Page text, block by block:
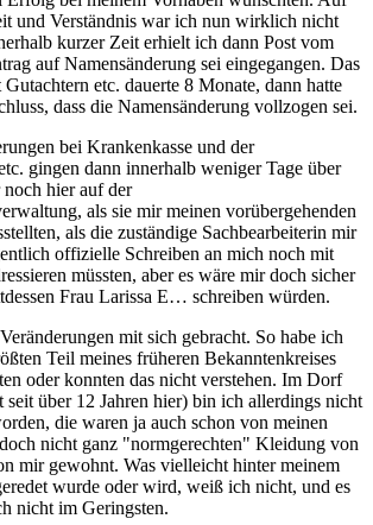
und Verständnis war ich nun wirklich nicht
kurzer Zeit erhielt ich dann Post vom
auf Namensänderung sei eingegangen. Das
etc. dauerte 8 Monate, dann hatte
dass die Namensänderung vollzogen sei.
bei Krankenkasse und der
gingen dann innerhalb weniger Tage über
hier auf der
als sie mir meinen vorübergehenden
als die zuständige Sachbearbeiterin mir
offizielle Schreiben an mich noch mit
müssten, aber es wäre mir doch sicher
Frau Larissa E… schreiben würden.
mit sich gebracht. So habe ich
Teil meines früheren Bekanntenkreises
oder konnten das nicht verstehen. Im Dorf
über 12 Jahren hier) bin ich allerdings nicht
die waren ja auch schon von meinen
nicht ganz "normgerechten" Kleidung von
mir gewohnt. Was vielleicht hinter meinem
wurde oder wird, weiß ich nicht, und es
nicht im Geringsten.